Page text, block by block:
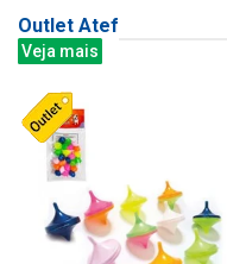
Outlet Atef
Veja mais